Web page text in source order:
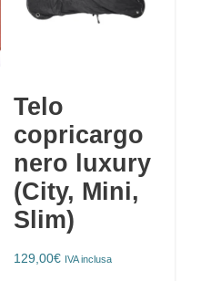
Telo
copricargo
nero luxury
(City, Mini,
Slim)
129,00€ IVA inclusa